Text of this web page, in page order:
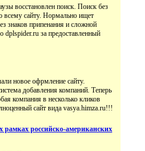
восстановлен поиск. Поиск без
всему сайту. Нормально ищет
знаков припенания и сложной
dplspider.ru за предоставленный
новое офрмление сайту.
добавления компаний. Теперь
компания в несколько кликов
сайт вида vasya.himza.ru!!!
рамках российско-американских